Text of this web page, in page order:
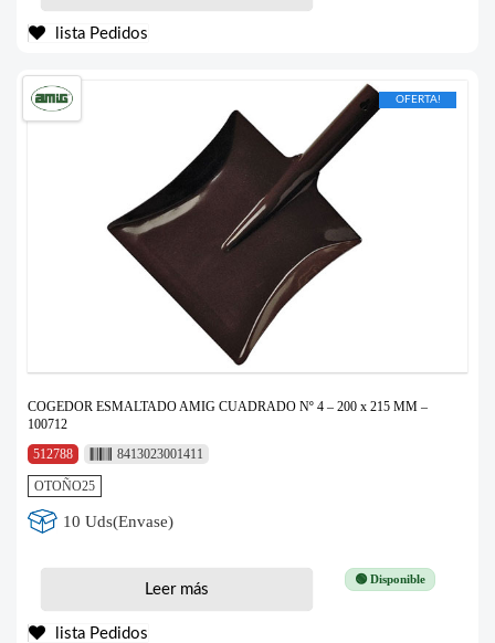
lista Pedidos
OFERTA!
COGEDOR ESMALTADO AMIG CUADRADO Nº 4 – 200 x 215 MM –
100712
512788
8413023001411
OTOÑO25
10 Uds(Envase)
🟢 Disponible
Leer más
lista Pedidos